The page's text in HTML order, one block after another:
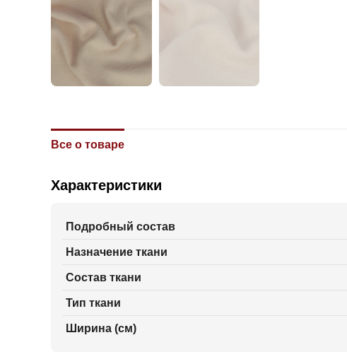
Все о товаре
Характеристики
Подробный состав
Назначение ткани
Состав ткани
Тип ткани
Ширина (см)